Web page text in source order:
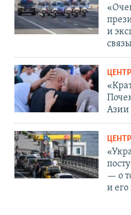
и
Азии
— о
и его